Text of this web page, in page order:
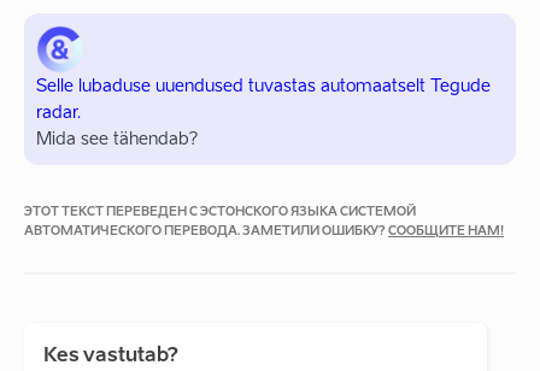
Selle lubaduse uuendused tuvastas automaatselt Tegude
radar.
Mida see tähendab?
ЭТОТ ТЕКСТ ПЕРЕВЕДЕН С ЭСТОНСКОГО ЯЗЫКА СИСТЕМОЙ
АВТОМАТИЧЕСКОГО ПЕРЕВОДА. ЗАМЕТИЛИ ОШИБКУ? СООБЩИТЕ НАМ!
Kes vastutab?